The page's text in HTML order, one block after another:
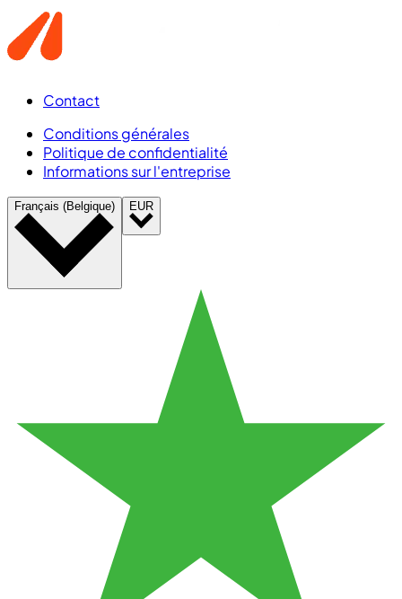
Contact
Conditions générales
Politique de confidentialité
Informations sur l'entreprise
Français (Belgique) EUR